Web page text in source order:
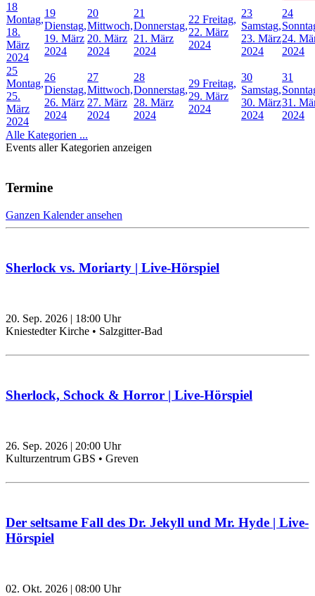
18
Montag,
18.
März
2024
19
Dienstag,
19. März
2024
20
Mittwoch,
20. März
2024
21
Donnerstag,
21. März
2024
22 Freitag,
22. März
2024
23
Samstag,
23. März
2024
24
24.
2024
25
Montag,
25.
März
2024
26
Dienstag,
26. März
2024
27
Mittwoch,
27. März
2024
28
Donnerstag,
28. März
2024
29 Freitag,
29. März
2024
30
Samstag,
30. März
2024
31
31.
2024
Alle Kategorien ...
Events aller Kategorien anzeigen
Termine
Ganzen Kalender ansehen
Sherlock vs. Moriarty | Live-Hörspiel
20. Sep. 2026 | 18:00 Uhr
Kniestedter Kirche • Salzgitter-Bad
Sherlock, Schock & Horror | Live-Hörspiel
26. Sep. 2026 | 20:00 Uhr
Kulturzentrum GBS • Greven
Der seltsame Fall des Dr. Jekyll und Mr. Hyde | Live-
Hörspiel
02. Okt. 2026 | 08:00 Uhr